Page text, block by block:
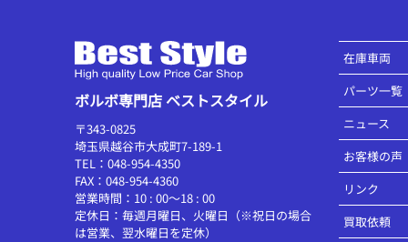
ボルボ専門店 ベストスタイル
〒343-0825
埼玉県越谷市大成町7-189-1
TEL：048-954-4350
FAX：048-954-4360
営業時間：10 : 00～18 : 00
定休日：毎週月曜日、火曜日（※祝日の場合
は営業、翌水曜日を定休）
在庫車両
パーツ一覧
ニュース
お客様の声
リンク
買取依頼